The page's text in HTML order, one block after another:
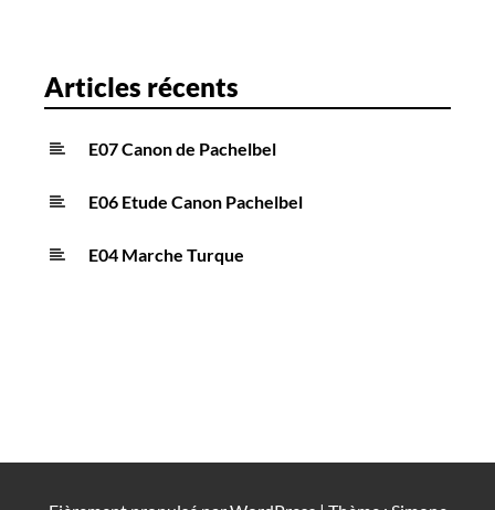
c
e
s
Articles récents
E07 Canon de Pachelbel
E06 Etude Canon Pachelbel
E04 Marche Turque